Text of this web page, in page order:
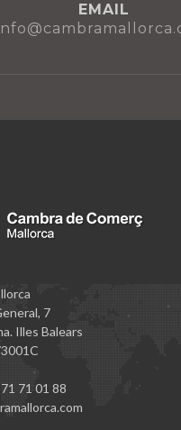
EMAIL
7
Illes Balears
71 01 88